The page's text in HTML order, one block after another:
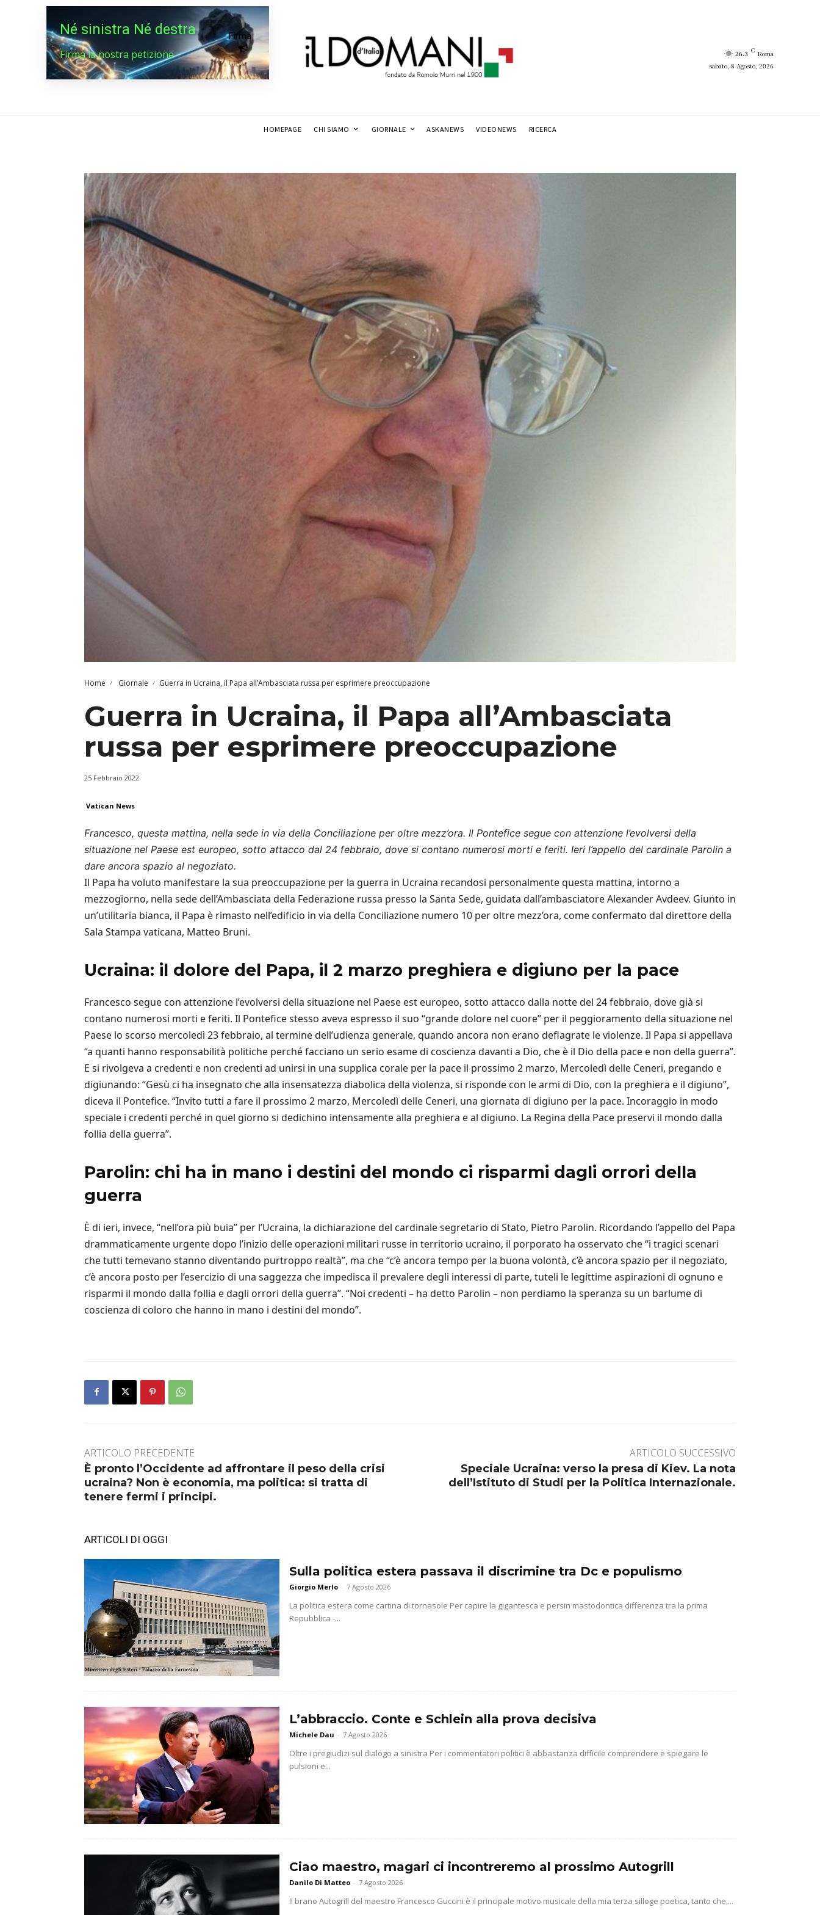
Né sinistra Né destra
Firma la nostra petizione
Firma
26.3 C Roma
sabato, 8 Agosto, 2026
HOMEPAGE CHI SIAMO GIORNALE ASKANEWS VIDEONEWS RICERCA
Home Giornale Guerra in Ucraina, il Papa all’Ambasciata russa per esprimere preoccupazione
Guerra in Ucraina, il Papa all’Ambasciata
russa per esprimere preoccupazione
25 Febbraio 2022
Vatican News
Francesco, questa mattina, nella sede in via della Conciliazione per oltre mezz’ora. Il Pontefice segue con attenzione l’evolversi della
situazione nel Paese est europeo, sotto attacco dal 24 febbraio, dove si contano numerosi morti e feriti. Ieri l’appello del cardinale Parolin a
dare ancora spazio al negoziato.
Il Papa ha voluto manifestare la sua preoccupazione per la guerra in Ucraina recandosi personalmente questa mattina, intorno a
mezzogiorno, nella sede dell’Ambasciata della Federazione russa presso la Santa Sede, guidata dall’ambasciatore Alexander Avdeev. Giunto in
un’utilitaria bianca, il Papa è rimasto nell’edificio in via della Conciliazione numero 10 per oltre mezz’ora, come confermato dal direttore della
Sala Stampa vaticana, Matteo Bruni.
Ucraina: il dolore del Papa, il 2 marzo preghiera e digiuno per la pace
Francesco segue con attenzione l’evolversi della situazione nel Paese est europeo, sotto attacco dalla notte del 24 febbraio, dove già si
contano numerosi morti e feriti. Il Pontefice stesso aveva espresso il suo “grande dolore nel cuore” per il peggioramento della situazione nel
Paese lo scorso mercoledì 23 febbraio, al termine dell’udienza generale, quando ancora non erano deflagrate le violenze. Il Papa si appellava
“a quanti hanno responsabilità politiche perché facciano un serio esame di coscienza davanti a Dio, che è il Dio della pace e non della guerra”.
E si rivolgeva a credenti e non credenti ad unirsi in una supplica corale per la pace il prossimo 2 marzo, Mercoledì delle Ceneri, pregando e
digiunando: “Gesù ci ha insegnato che alla insensatezza diabolica della violenza, si risponde con le armi di Dio, con la preghiera e il digiuno”,
diceva il Pontefice. “Invito tutti a fare il prossimo 2 marzo, Mercoledì delle Ceneri, una giornata di digiuno per la pace. Incoraggio in modo
speciale i credenti perché in quel giorno si dedichino intensamente alla preghiera e al digiuno. La Regina della Pace preservi il mondo dalla
follia della guerra”.
Parolin: chi ha in mano i destini del mondo ci risparmi dagli orrori della
guerra
È di ieri, invece, “nell’ora più buia” per l’Ucraina, la dichiarazione del cardinale segretario di Stato, Pietro Parolin. Ricordando l’appello del Papa
drammaticamente urgente dopo l’inizio delle operazioni militari russe in territorio ucraino, il porporato ha osservato che “i tragici scenari
che tutti temevano stanno diventando purtroppo realtà”, ma che “c’è ancora tempo per la buona volontà, c’è ancora spazio per il negoziato,
c’è ancora posto per l’esercizio di una saggezza che impedisca il prevalere degli interessi di parte, tuteli le legittime aspirazioni di ognuno e
risparmi il mondo dalla follia e dagli orrori della guerra”. “Noi credenti – ha detto Parolin – non perdiamo la speranza su un barlume di
coscienza di coloro che hanno in mano i destini del mondo”.
ARTICOLO PRECEDENTE
È pronto l’Occidente ad affrontare il peso della crisi
ucraina? Non è economia, ma politica: si tratta di
tenere fermi i principi.
ARTICOLO SUCCESSIVO
Speciale Ucraina: verso la presa di Kiev. La nota
dell’Istituto di Studi per la Politica Internazionale.
ARTICOLI DI OGGI
Sulla politica estera passava il discrimine tra Dc e populismo
Giorgio Merlo - 7 Agosto 2026
La politica estera come cartina di tornasole Per capire la gigantesca e persin mastodontica differenza tra la prima
Repubblica -...
L’abbraccio. Conte e Schlein alla prova decisiva
Michele Dau - 7 Agosto 2026
Oltre i pregiudizi sul dialogo a sinistra Per i commentatori politici è abbastanza difficile comprendere e spiegare le
pulsioni e...
Ciao maestro, magari ci incontreremo al prossimo Autogrill
Danilo Di Matteo - 7 Agosto 2026
Il brano Autogrill del maestro Francesco Guccini è il principale motivo musicale della mia terza silloge poetica, tanto che,...